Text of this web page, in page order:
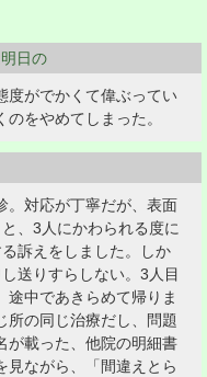
日の
度がでかくて偉ぶってい
をやめてしまった。
。対応が丁寧だが、表面
、3人にかわられる度に
訴えをしました。しか
送りすらしない。3人目
途中であきらめて帰りま
所の同じ治療だし、問題
が載った、他院の明細書
見ながら、「間違えとら